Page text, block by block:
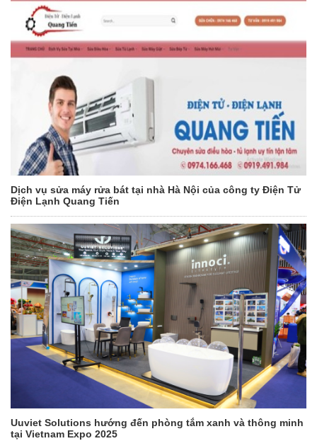
Dịch vụ sửa máy rửa bát tại nhà Hà Nội của công ty Điện Tử
Điện Lạnh Quang Tiến
Uuviet Solutions hướng đến phòng tắm xanh và thông minh
tại Vietnam Expo 2025